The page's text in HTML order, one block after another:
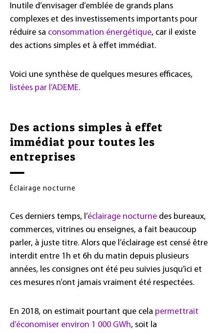
Inutile d’envisager d’emblée de grands plans
complexes et des investissements importants pour
réduire sa consommation énergétique, car il existe
des actions simples et à effet immédiat.
Voici une synthèse de quelques mesures efficaces,
listées par l’ADEME.
Des actions simples à effet
immédiat pour toutes les
entreprises
Éclairage nocturne
Ces derniers temps, l’éclairage nocturne des bureaux,
commerces, vitrines ou enseignes, a fait beaucoup
parler, à juste titre. Alors que l’éclairage est censé être
interdit entre 1h et 6h du matin depuis plusieurs
années, les consignes ont été peu suivies jusqu’ici et
ces mesures n’ont jamais vraiment été respectées.
En 2018, on estimait pourtant que cela permettrait
d’économiser environ 1 000 GWh, soit la